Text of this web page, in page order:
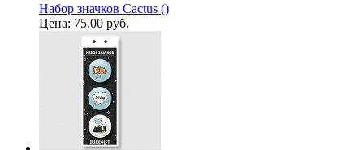
Набор значков Cactus ()
Цена: 75.00 руб.